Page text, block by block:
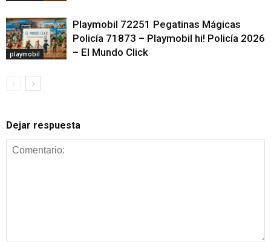
playmobil
Playmobil 72251 Pegatinas Mágicas
Policía 71873 – Playmobil hi! Policía 2026
– El Mundo Click
Dejar respuesta